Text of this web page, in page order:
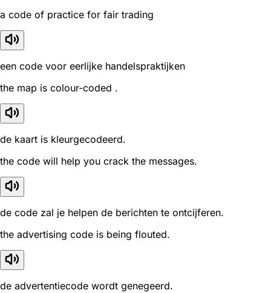
a code of practice for fair trading
een code voor eerlijke handelspraktijken
the map is colour-coded .
de kaart is kleurgecodeerd.
the code will help you crack the messages.
de code zal je helpen de berichten te ontcijferen.
the advertising code is being flouted.
de advertentiecode wordt genegeerd.